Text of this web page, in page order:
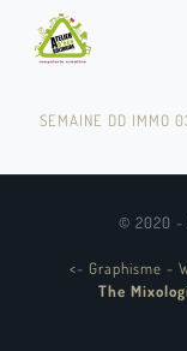
SEMAINE DD IMMO
© 2020 -
<- Graphisme -
The